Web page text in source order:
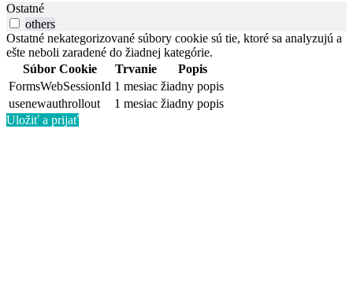
Ostatné
others
Ostatné nekategorizované súbory cookie sú tie, ktoré sa analyzujú a
ešte neboli zaradené do žiadnej kategórie.
Súbor Cookie
Trvanie
Popis
FormsWebSessionId 1 mesiac žiadny popis
usenewauthrollout
1 mesiac žiadny popis
Uložiť a prijať